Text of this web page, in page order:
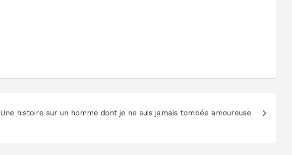
Une histoire sur un homme dont je ne suis jamais tombée amoureuse